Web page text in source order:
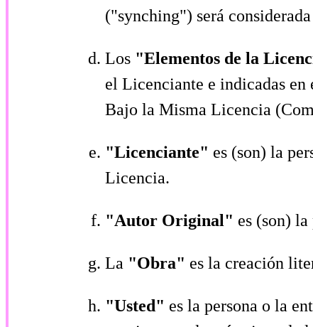
("synching") será
Los "Elementos de la
el Licenciante e indicadas
Bajo la Misma Licencia
"Licenciante" es (son) la
Licencia.
"Autor Original" es (son)
La "Obra" es la creación
"Usted" es la persona o la